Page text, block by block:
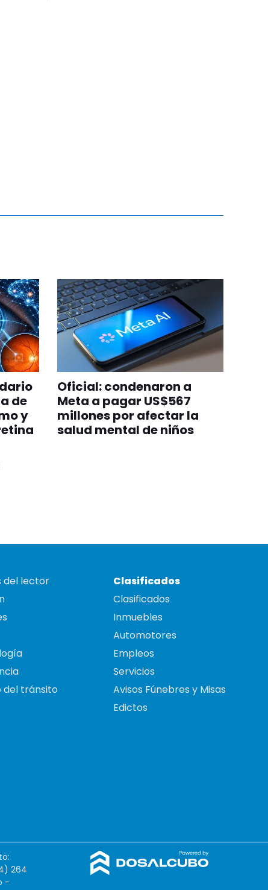
de
y
Oficial: condenaron a
Meta a pagar US$567
millones por afectar la
salud mental de niños
del lector
del tránsito
Clasificados
Clasificados
Inmuebles
Automotores
Empleos
Servicios
Avisos Fúnebres y Misas
Edictos
264
-